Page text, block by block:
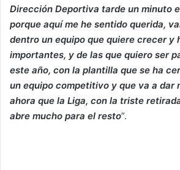
Dirección Deportiva tarde un minuto
porque aquí me he sentido querida,
dentro un equipo que quiere crecer y
importantes, y de las que quiero ser
este año, con la plantilla que se ha
un equipo competitivo y que va a dar
ahora que la Liga, con la triste
abre mucho para el resto”.